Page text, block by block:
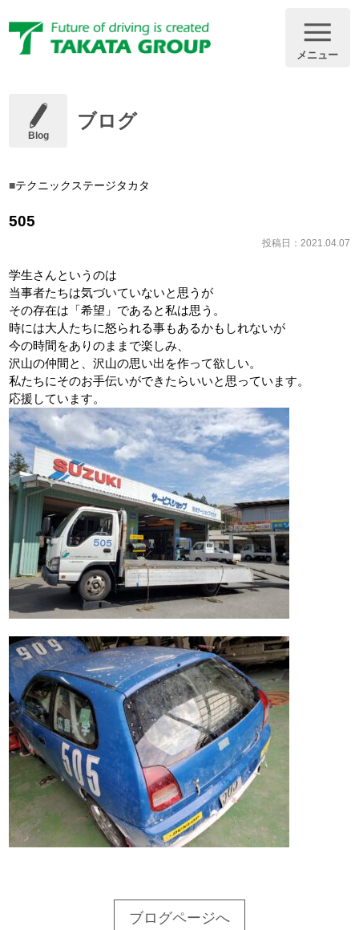
メニュー
Blog
ブログ
テクニックステージタカタ
505
投稿日：2021.04.07
学生さんというのは
当事者たちは気づいていないと思うが
その存在は「希望」であると私は思う。
時には大人たちに怒られる事もあるかもしれないが
今の時間をありのままで楽しみ、
沢山の仲間と、沢山の思い出を作って欲しい。
私たちにそのお手伝いができたらいいと思っています。
応援しています。
ブログページへ